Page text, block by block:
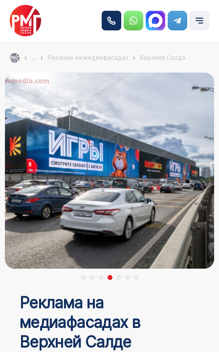
... Реклама на медиафасадах Верхняя Салда
Реклама на
медиафасадах в
Верхней Салде